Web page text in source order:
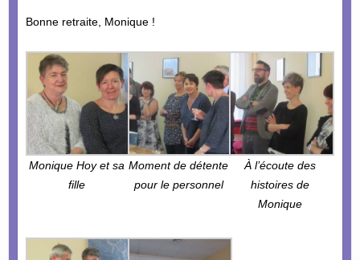
Bonne retraite, Monique !
Monique Hoy et sa
fille
Moment de détente
pour le personnel
À l’écoute des
histoires de
Monique